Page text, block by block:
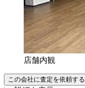
店舗内観
この会社に査定を依頼する